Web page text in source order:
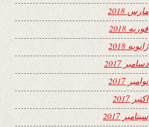
مارس 2018
فوریه 2018
ژانویه 2018
دسامبر 2017
نوامبر 2017
اکتبر 2017
سپتامبر 2017